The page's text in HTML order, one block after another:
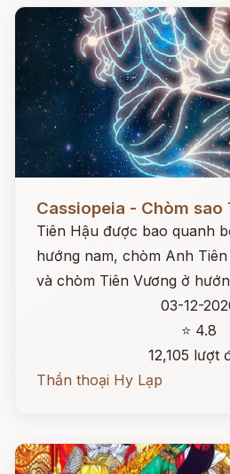
Cassiopeia - Chòm sao
Tiên Hậu được bao quanh
hướng nam, chòm Anh
và chòm Tiên Vương ở
03-12-
⭐ 4.8
12,105 lượt
Thần thoại Hy Lạp